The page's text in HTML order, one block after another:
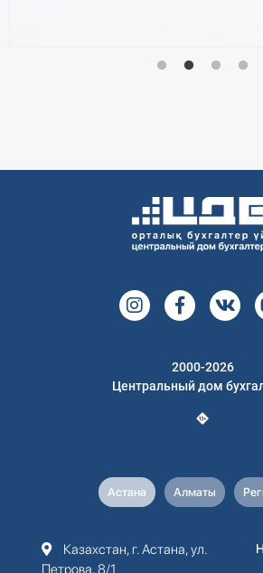
2000-2026
Центральный дом
Астана Алматы
Казахстан, г. Астана, ул.